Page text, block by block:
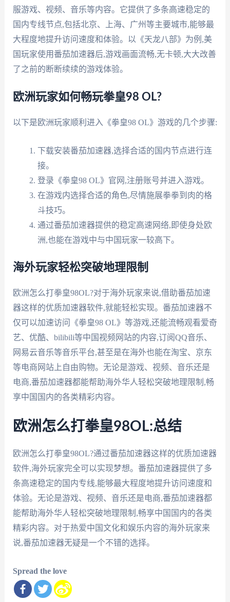
服游戏、视频、音乐等内容。它提供了多条高速稳定的
国内专线节点,包括北京、上海、广州等主要城市,能够最
大程度地提升访问速度和体验。以《天龙八部》为例,美
国玩家使用番茄加速器后,游戏画面流畅,无卡顿,大大改善
了之前的断断续续的游戏体验。
欧洲玩家如何畅玩拳皇98 OL?
以下是欧洲玩家顺利进入《拳皇98 OL》游戏的几个步骤:
下载安装番茄加速器,选择合适的国内节点进行连
接。
登录《拳皇98 OL》官网,注册账号并进入游戏。
在游戏内选择合适的角色,尽情施展拳拳到肉的格
斗技巧。
通过番茄加速器提供的稳定高速网络,即使身处欧
洲,也能在游戏中与中国玩家一较高下。
海外玩家轻松突破地理限制
欧洲怎么打拳皇98OL?对于海外玩家来说,借助番茄加速
器这样的优质加速器软件,就能轻松实现。番茄加速器不
仅可以加速访问《拳皇98 OL》等游戏,还能流畅观看爱奇
艺、优酷、bilibili等中国视频网站的内容,订阅QQ音乐、
网易云音乐等音乐平台,甚至是在海外也能在淘宝、京东
等电商网站上自由购物。无论是游戏、视频、音乐还是
电商,番茄加速器都能帮助海外华人轻松突破地理限制,畅
享中国国内的各类精彩内容。
欧洲怎么打拳皇98OL:总结
欧洲怎么打拳皇98OL?通过番茄加速器这样的优质加速器
软件,海外玩家完全可以实现梦想。番茄加速器提供了多
条高速稳定的国内专线,能够最大程度地提升访问速度和
体验。无论是游戏、视频、音乐还是电商,番茄加速器都
能帮助海外华人轻松突破地理限制,畅享中国国内的各类
精彩内容。对于热爱中国文化和娱乐内容的海外玩家来
说,番茄加速器无疑是一个不错的选择。
Spread the love